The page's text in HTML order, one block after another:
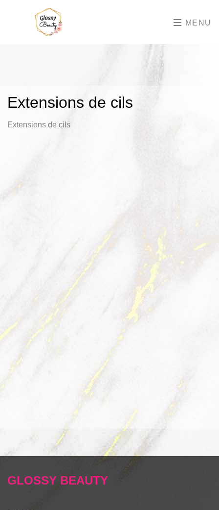
MENU
Extensions de cils
Extensions de cils
GLOSSY BEAUTY